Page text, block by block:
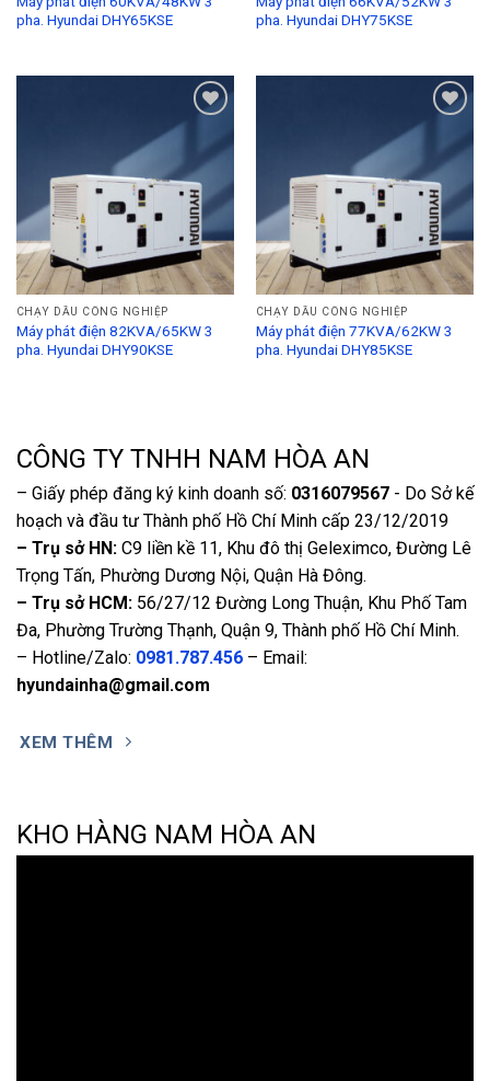
pha. Hyundai DHY65KSE
pha. Hyundai DHY75KSE
Wishlist
CHẠY DẦU CÔNG NGHIỆP
Máy phát điện 82KVA/65KW 3
pha. Hyundai DHY90KSE
Wishlist
CHẠY DẦU CÔNG NGHIỆP
Máy phát điện 77KVA/62KW 3
pha. Hyundai DHY85KSE
CÔNG TY TNHH NAM HÒA AN
– Giấy phép đăng ký kinh doanh số: 0316079567 - Do Sở kế
hoạch và đầu tư Thành phố Hồ Chí Minh cấp 23/12/2019
– Trụ sở HN: C9 liền kề 11, Khu đô thị Geleximco, Đường Lê
Trọng Tấn, Phường Dương Nội, Quận Hà Đông.
– Trụ sở HCM: 56/27/12 Đường Long Thuận, Khu Phố Tam
Đa, Phường Trường Thạnh, Quận 9, Thành phố Hồ Chí Minh.
– Hotline/Zalo: 0981.787.456 – Email:
hyundainha@gmail.com
XEM THÊM
KHO HÀNG NAM HÒA AN